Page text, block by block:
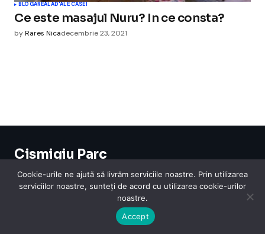
BLOGAREALAD'ALE CASEI
Ce este masajul Nuru? In ce consta?
byRares Nicadecembrie 23, 2021
Cismigiu Parc
InternetLegislatie MedicalModaSarbatoriTelefoaneContact
Cookie-urile ne ajută să livrăm serviciile noastre. Prin utilizarea
serviciilor noastre, sunteți de acord cu utilizarea cookie-urilor
noastre.
Accept